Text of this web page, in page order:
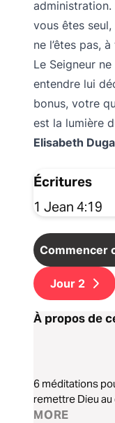
vous êtes
ne l’êtes pas,
Le Seigneur
entendre lui
bonus, votre
est la lumière
Elisabeth
Écritures
1 Jean 4:19
Commencer
Jour 2
À propos de
6 méditations
remettre Dieu
MORE